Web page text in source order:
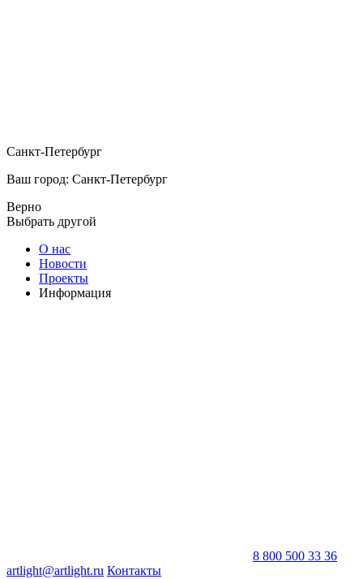
Санкт-Петербург
Ваш город: Санкт-Петербург
Верно
Выбрать другой
О нас
Новости
Проекты
Информация
8 800 500 33 36
artlight@artlight.ru Контакты